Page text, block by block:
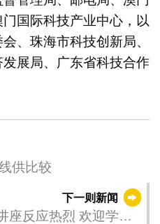
国际科技产业中心，以
、珠海市科技创新局、
展局、广东省科技合作
供比较
下一则新闻
热烈 欢迎学校